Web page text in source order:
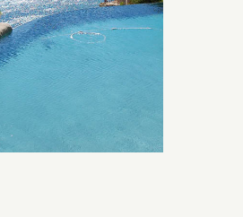
grâce à un jeu de volume et de
conçu par notre bureau d’étude
spécialisé.